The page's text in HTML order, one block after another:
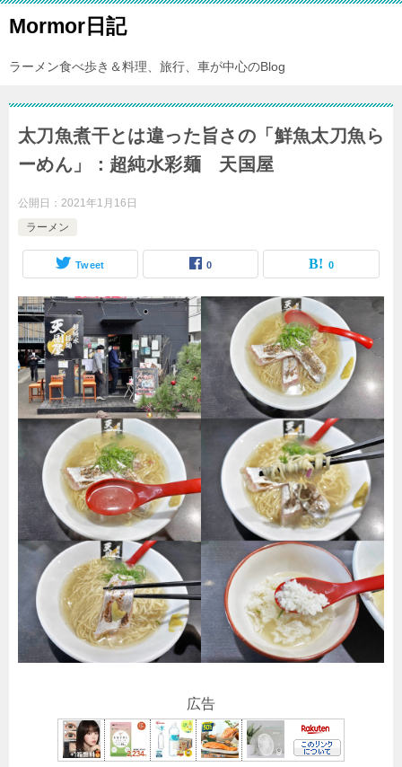
Mormor日記
ラーメン食べ歩き＆料理、旅行、車が中心のBlog
太刀魚煮干とは違った旨さの「鮮魚太刀魚ら
ーめん」：超純水彩麺 天国屋
公開日： 2021年1月16日
ラーメン
Tweet 0 0
広告